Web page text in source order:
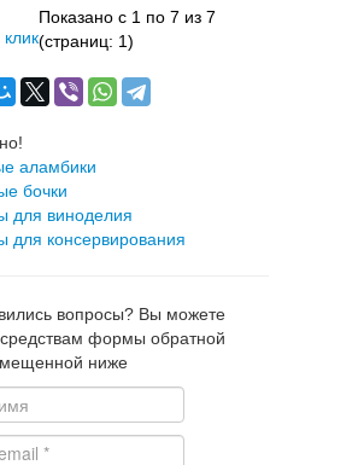
клик
Показано с 1 по 7 из 7
(страниц: 1)
аламбики
бочки
для виноделия
для консервирования
вопросы? Вы можете
средствам формы обратной
ниже